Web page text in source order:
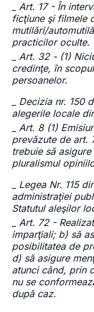
Art. 17 - În
ficţiune şi filmele
mutilări/
practicilor oculte.
Art. 32 - (1)
credinţe, în
persoanelor.
Decizia nr. 150
alegerile locale
Art. 8 (1)
prevăzute de art.
trebuie să
pluralismul
Legea Nr. 115
administraţiei
Statutul aleşilor
Art. 72 -
imparţiali; b) să
posibilitatea de
d) să asigure
atunci când, prin
nu se
după caz.